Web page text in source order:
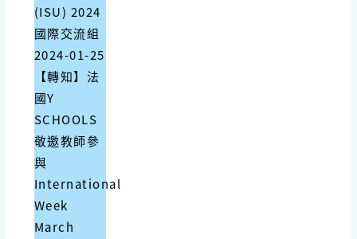
(ISU) 2024
國際交流組
2024-01-25
【轉知】法
國Y
SCHOOLS
敬邀教師參
與
International
Week
March